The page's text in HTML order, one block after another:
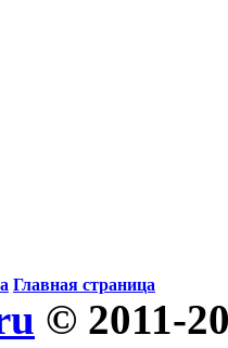
Главная страница
© 2011-